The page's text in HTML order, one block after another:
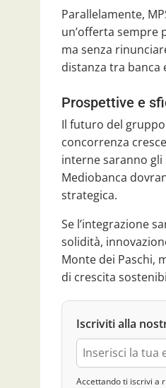
Parallelamente,
un’offerta sempre
ma senza
distanza tra banca
Prospettive e
Il futuro del
concorrenza
interne saranno
Mediobanca
strategica.
Se l’integrazione
solidità,
Monte dei Paschi,
di crescita
Iscriviti alla
Accettando ti iscrivi a